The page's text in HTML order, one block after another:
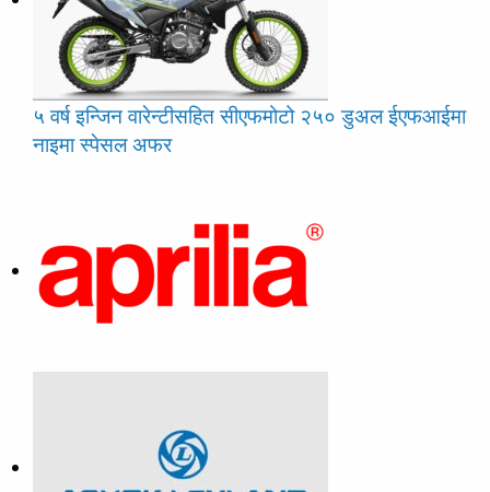
५ वर्ष इन्जिन वारेन्टीसहित सीएफमोटो २५० डुअल ईएफआईमा
नाइमा स्पेसल अफर